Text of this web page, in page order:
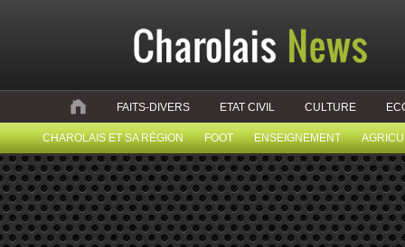
FAITS-DIVERS ETAT CIVIL CULTURE
CHAROLAIS ET SA RÉGION FOOT ENSEIGNEMENT